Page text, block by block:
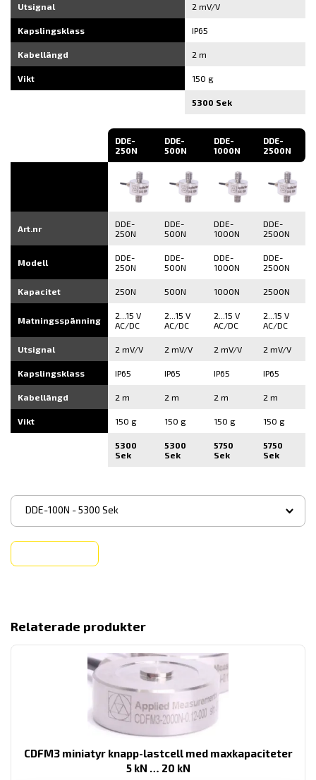
Utsignal 2 mV/V
Kapslingsklass IP65
Kabellängd 2 m
Vikt 150 g
5300 Sek
DDE-
250N
DDE-
500N
DDE-
1000N
DDE-
2500N
Art.nr
DDE-
250N
DDE-
500N
DDE-
1000N
DDE-
2500N
Modell
DDE-
250N
DDE-
500N
DDE-
1000N
DDE-
2500N
Kapacitet 250N 500N 1000N 2500N
Matningsspänning
2...15 V
AC/DC
2...15 V
AC/DC
2...15 V
AC/DC
2...15 V
AC/DC
Utsignal 2 mV/V 2 mV/V 2 mV/V 2 mV/V
Kapslingsklass IP65 IP65 IP65 IP65
Kabellängd 2 m 2 m 2 m 2 m
Vikt 150 g 150 g 150 g 150 g
5300
Sek
5300
Sek
5750
Sek
5750
Sek
DDE-100N - 5300 Sek
▾
Relaterade produkter
CDFM3 miniatyr knapp-lastcell med maxkapaciteter
5 kN … 20 kN